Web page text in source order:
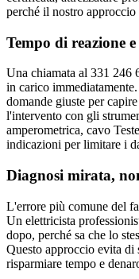
perché il nostro
Tempo di reazione
Una chiamata al 331 246
in carico
domande giuste per
l'intervento con gli
amperometrica, cavo
indicazioni per limitare i
Diagnosi mirata,
L'errore più comune del
Un elettricista
dopo, perché sa che lo
Questo approccio evita
risparmiare tempo e